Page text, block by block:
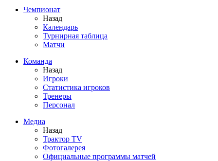
Чемпионат
Назад
Календарь
Турнирная таблица
Матчи
Команда
Назад
Игроки
Статистика игроков
Тренеры
Персонал
Медиа
Назад
Трактор TV
Фотогалерея
Официальные программы матчей